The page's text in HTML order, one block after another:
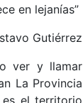
en lejanías”
Gutiérrez
ver y llamar
La Provincia
es el territorio